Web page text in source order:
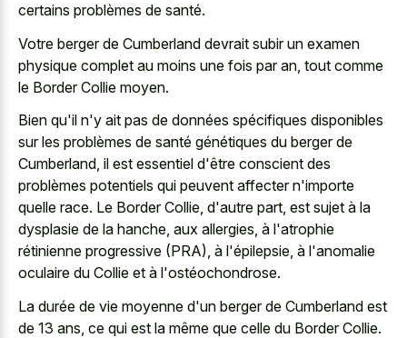
certains problèmes de santé.
Votre berger de Cumberland devrait subir un examen
physique complet au moins une fois par an, tout comme
le Border Collie moyen.
Bien qu'il n'y ait pas de données spécifiques disponibles
sur les problèmes de santé génétiques du berger de
Cumberland, il est essentiel d'être conscient des
problèmes potentiels qui peuvent affecter n'importe
quelle race. Le Border Collie, d'autre part, est sujet à la
dysplasie de la hanche, aux allergies, à l'atrophie
rétinienne progressive (PRA), à l'épilepsie, à l'anomalie
oculaire du Collie et à l'ostéochondrose.
La durée de vie moyenne d'un berger de Cumberland est
de 13 ans, ce qui est la même que celle du Border Collie.